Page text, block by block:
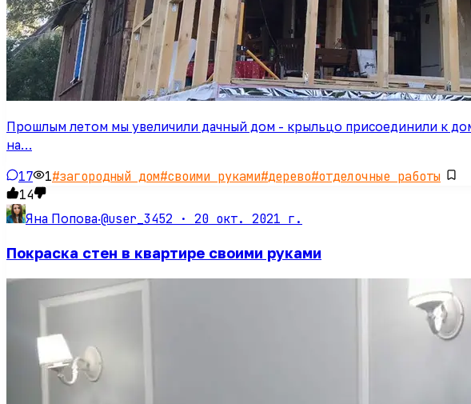
Прошлым летом мы увеличили дачный дом - крыльцо присоединили к
на…
17 1#загородный дом#своими руками#дерево#отделочные работы
14
Яна Попова·@user_3452 · 20 окт. 2021 г.
Покраска стен в квартире своими руками